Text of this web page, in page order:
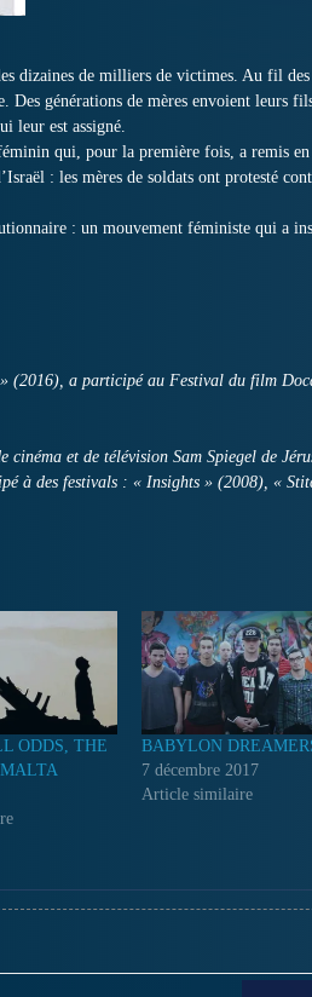
dizaines de milliers de victimes. Au fil des
Des générations de mères envoient leurs
leur est assigné.
qui, pour la première fois, a remis en
: les mères de soldats ont protesté
: un mouvement féministe qui a
(2016), a participé au Festival du film
cinéma et de télévision Sam Spiegel de
à des festivals : « Insights » (2008), «
ODDS, THE
BABYLON
7 décembre 2017
Article similaire